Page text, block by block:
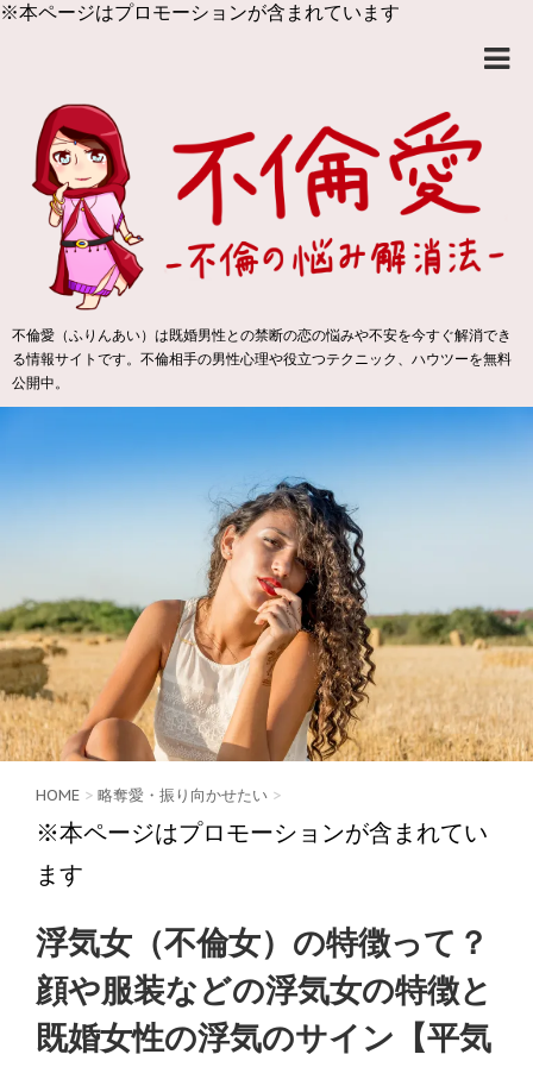
※本ページはプロモーションが含まれています
不倫愛（ふりんあい）は既婚男性との禁断の恋の悩みや不安を今すぐ解消でき
る情報サイトです。不倫相手の男性心理や役立つテクニック、ハウツーを無料
公開中。
HOME > 略奪愛・振り向かせたい >
※本ページはプロモーションが含まれてい
ます
浮気女（不倫女）の特徴って？
顔や服装などの浮気女の特徴と
既婚女性の浮気のサイン【平気